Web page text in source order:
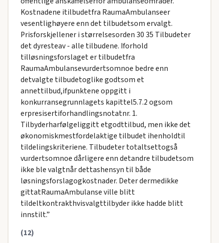
Kostnadene itilbudetfra RaumaAmbulanseer
vesentlighøyere enn det tilbudetsom ervalgt.
Prisforskjellener i størrelsesorden 30 35 Tilbudeter
det dyresteav - alle tilbudene. Iforhold
tilløsningsforslaget er tilbudetfra
RaumaAmbulansevurdertsomnoe bedre enn
detvalgte tilbudetoglike godtsom et
annettilbud,ifpunktene oppgitt i
konkurransegrunnlagets kapittel5.7.2 ogsom
erpresisertiforhandlingsnotatnr. 1.
Tilbyderharfølgeliggitt etgodttilbud, men ikke det
økonomiskmestfordelaktige tilbudet ihenholdtil
tildelingskriteriene. Tilbudeter totaltsettogså
vurdertsomnoe dårligere enn detandre tilbudetsom
ikke ble valgtnår dettashensyn til både
løsningsforslagogkostnader. Deter dermedikke
gittatRaumaAmbulanse ville blitt
tildeltkontrakthvisvalgttilbyder ikke hadde blitt
innstilt.”
(12)